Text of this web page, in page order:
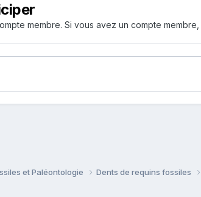
membre. Si vous avez un compte membre,
et Paléontologie Dents de requins fossiles